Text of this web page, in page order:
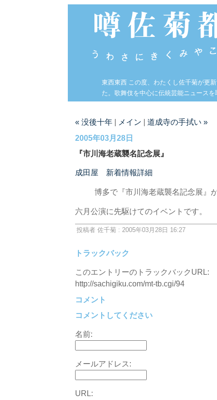
東西東西 この度、わたくし佐千菊が更
た。歌舞伎を中心に伝統芸能ニュース
« 没後十年 メイン
道成寺の手拭い »
2005年03月28日
『市川海老蔵襲名記念展』
成田屋 新着情報詳細
博多で『市川海老蔵襲名記念展』
六月公演に先駆けてのイベントです。
投稿者 佐千菊 : 2005年03月28日 16:27
トラックバック
このエントリーのトラックバックURL:
http://sachigiku.com/mt-tb.cgi/94
コメント
コメントしてください
名前:
メールアドレス:
URL: